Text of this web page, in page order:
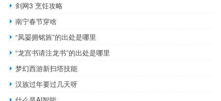
剑网3 烹饪攻略
南宁春节穿啥
“凤翣拥铭旌”的出处是哪里
“龙宫书请注龙书”的出处是哪里
梦幻西游新扫塔技能
汉族过年要过几天呀